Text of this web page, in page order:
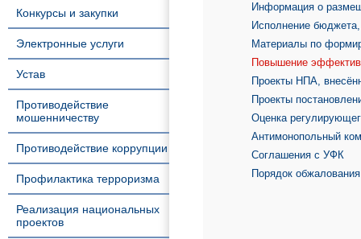
Конкурсы и закупки
Электронные услуги
Устав
Противодействие
мошенничеству
Противодействие коррупции
Профилактика терроризма
Реализация национальных
проектов
Информация о
Исполнение бюджета,
Материалы по
Повышение
Проекты НПА,
Проекты
Оценка
Антимонопольный
Соглашения с УФК
Порядок